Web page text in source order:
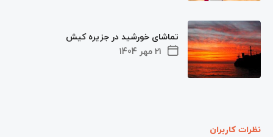
21 مهر 1404
تماشای خورشید در جزیره کیش
نظرات کاربران